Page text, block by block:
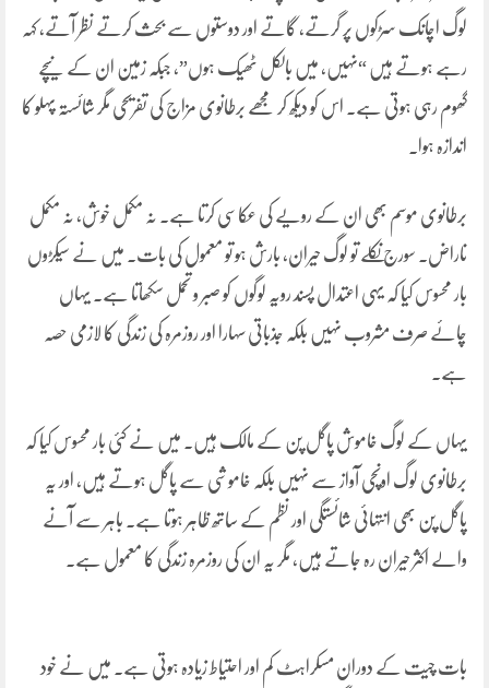
لوگ اچانک سڑکوں پر گرتے، گاتے اور دوستوں سے بحث کرتے نظر آتے، کہہ
رہے ہوتے ہیں “نہیں، میں بالکل ٹھیک ہوں”، جبکہ زمین ان کے نیچے
گھوم رہی ہوتی ہے۔ اس کو دیکھ کر مجھے برطانوی مزاج کی تفریحی مگر شائستہ پہلو کا
اندازہ ہوا۔
برطانوی موسم بھی ان کے رویے کی عکاسی کرتا ہے۔ نہ مکمل خوش، نہ مکمل
ناراض۔ سورج نکلے تو لوگ حیران، بارش ہو تو معمول کی بات۔ میں نے سیکڑوں
بار محسوس کیا کہ یہی اعتدال پسند رویہ لوگوں کو صبر و تحمل سکھاتا ہے۔ یہاں
چائے صرف مشروب نہیں بلکہ جذباتی سہارا اور روزمرہ کی زندگی کا لازمی حصہ
ہے۔
یہاں کے لوگ خاموش پاگل پن کے مالک ہیں۔ میں نے کئی بار محسوس کیا کہ
برطانوی لوگ اونچی آواز سے نہیں بلکہ خاموشی سے پاگل ہوتے ہیں، اور یہ
پاگل پن بھی انتہائی شائستگی اور نظم کے ساتھ ظاہر ہوتا ہے۔ باہر سے آنے
والے اکثر حیران رہ جاتے ہیں، مگر یہ ان کی روزمرہ زندگی کا معمول ہے۔
بات چیت کے دوران مسکراہٹ کم اور احتیاط زیادہ ہوتی ہے۔ میں نے خود